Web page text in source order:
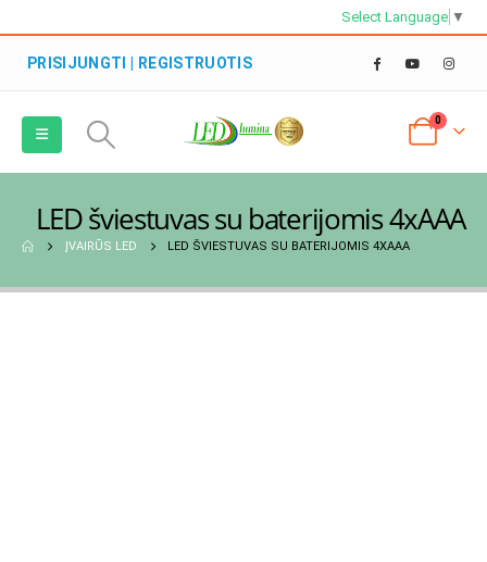
Select Language ▼
PRISIJUNGTI | REGISTRUOTIS
0
LED šviestuvas su baterijomis 4xAAA
ĮVAIRŪS LED LED ŠVIESTUVAS SU BATERIJOMIS 4XAAA